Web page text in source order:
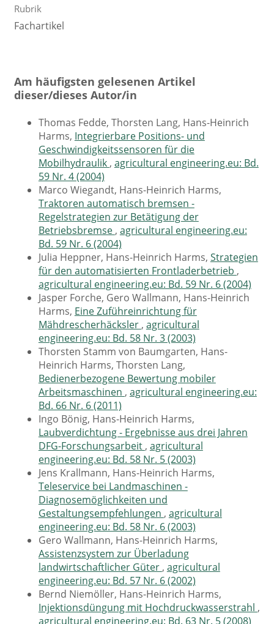
Rubrik
Fachartikel
Am häufigsten gelesenen Artikel
dieser/dieses Autor/in
Thomas Fedde, Thorsten Lang, Hans-Heinrich
Harms, Integrierbare Positions- und
Geschwindigkeitssensoren für die
Mobilhydraulik , agricultural engineering.eu: Bd.
59 Nr. 4 (2004)
Marco Wiegandt, Hans-Heinrich Harms,
Traktoren automatisch bremsen -
Regelstrategien zur Betätigung der
Betriebsbremse , agricultural engineering.eu:
Bd. 59 Nr. 6 (2004)
Julia Heppner, Hans-Heinrich Harms, Strategien
für den automatisierten Frontladerbetrieb ,
agricultural engineering.eu: Bd. 59 Nr. 6 (2004)
Jasper Forche, Gero Wallmann, Hans-Heinrich
Harms, Eine Zuführeinrichtung für
Mähdrescherhäcksler , agricultural
engineering.eu: Bd. 58 Nr. 3 (2003)
Thorsten Stamm von Baumgarten, Hans-
Heinrich Harms, Thorsten Lang,
Bedienerbezogene Bewertung mobiler
Arbeitsmaschinen , agricultural engineering.eu:
Bd. 66 Nr. 6 (2011)
Ingo Bönig, Hans-Heinrich Harms,
Laubverdichtung - Ergebnisse aus drei Jahren
DFG-Forschungsarbeit , agricultural
engineering.eu: Bd. 58 Nr. 5 (2003)
Jens Krallmann, Hans-Heinrich Harms,
Teleservice bei Landmaschinen -
Diagnosemöglichkeiten und
Gestaltungsempfehlungen , agricultural
engineering.eu: Bd. 58 Nr. 6 (2003)
Gero Wallmann, Hans-Heinrich Harms,
Assistenzsystem zur Überladung
landwirtschaftlicher Güter , agricultural
engineering.eu: Bd. 57 Nr. 6 (2002)
Bernd Niemöller, Hans-Heinrich Harms,
Injektionsdüngung mit Hochdruckwasserstrahl ,
agricultural engineering.eu: Bd. 63 Nr. 5 (2008)